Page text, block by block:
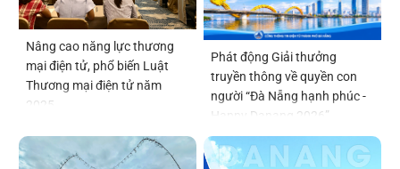
Nâng cao năng lực thương
mại điện tử, phổ biến Luật
Thương mại điện tử năm
2025
Phát động Giải thưởng
truyền thông về quyền con
người “Đà Nẵng hạnh phúc -
Happy Danang 2026”